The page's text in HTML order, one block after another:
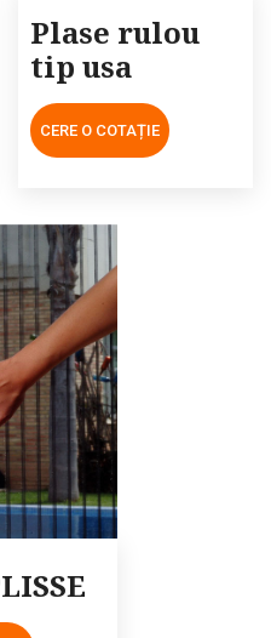
Plase rulou
tip usa
CERE O COTAȚIE